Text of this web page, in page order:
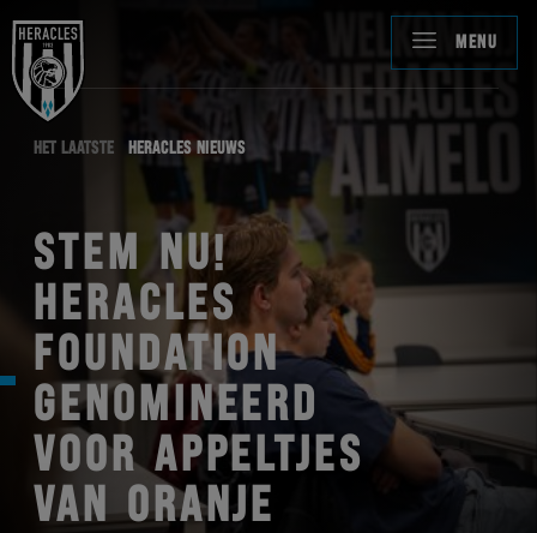
MENU
HET LAATSTE HERACLES NIEUWS
STEM NU!
HERACLES
FOUNDATION
GENOMINEERD
VOOR APPELTJES
VAN ORANJE